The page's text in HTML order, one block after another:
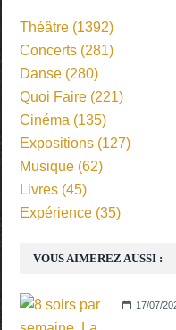
VOUS AIMEREZ AUSSI :
17/07/
Théâtre (1392)
Concerts (281)
Danse (280)
Quoi Faire (221)
Cinéma (135)
Expositions (127)
Musique (62)
Livres (45)
Expérience (35)